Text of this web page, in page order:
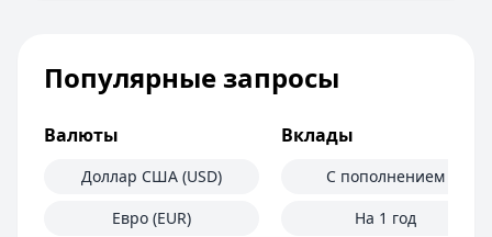
Популярные запросы
Валюты
Доллар США (USD)
Евро (EUR)
Вклады
С пополнением
На 1 год